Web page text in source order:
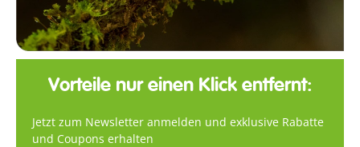
Vorteile nur einen Klick entfernt:
Jetzt zum Newsletter anmelden und exklusive Rabatte
und Coupons erhalten